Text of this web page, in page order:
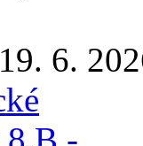
19. 6.